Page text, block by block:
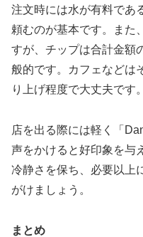
注文時には水が有料であ
頼むのが基本です。また
すが、チップは合計金額
般的です。カフェなどは
り上げ程度で大丈夫です。
店を出る際には軽く「
声をかけると好印象を与
冷静さを保ち、必要以上
がけましょう。
まとめ